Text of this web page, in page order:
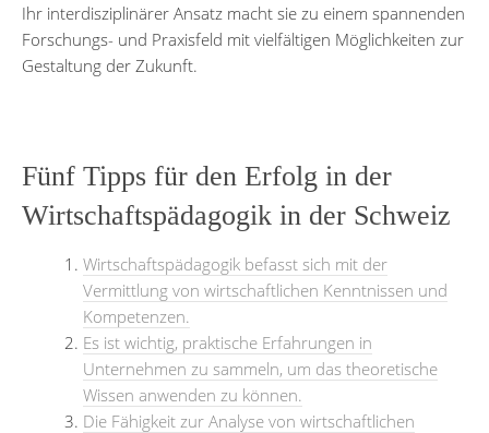
Ihr interdisziplinärer Ansatz macht sie zu einem spannenden
Forschungs- und Praxisfeld mit vielfältigen Möglichkeiten zur
Gestaltung der Zukunft.
Fünf Tipps für den Erfolg in der
Wirtschaftspädagogik in der Schweiz
Wirtschaftspädagogik befasst sich mit der
Vermittlung von wirtschaftlichen Kenntnissen und
Kompetenzen.
Es ist wichtig, praktische Erfahrungen in
Unternehmen zu sammeln, um das theoretische
Wissen anwenden zu können.
Die Fähigkeit zur Analyse von wirtschaftlichen